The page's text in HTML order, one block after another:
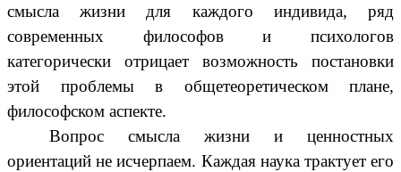
смысла жизни для каждого индивида, ряд
современных философов и психологов
категорически отрицает возможность постановки
этой проблемы в общетеоретическом плане,
философском аспекте.
Вопрос смысла жизни и ценностных
ориентаций не исчерпаем. Каждая наука трактует его